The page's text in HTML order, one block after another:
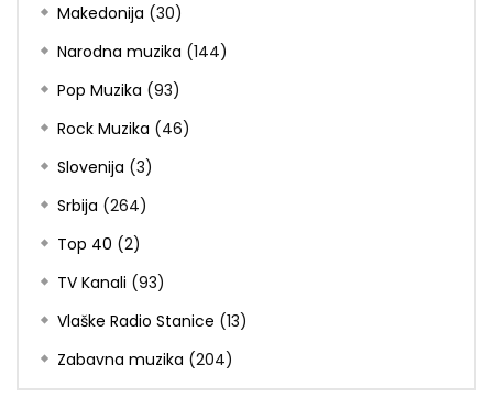
Makedonija (30)
Narodna muzika (144)
Pop Muzika (93)
Rock Muzika (46)
Slovenija (3)
Srbija (264)
Top 40 (2)
TV Kanali (93)
Vlaške Radio Stanice (13)
Zabavna muzika (204)